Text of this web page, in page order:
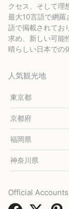
クセス、そして理
最大10言語で網羅
語で掲載されてお
求め、新しい可能
晴らしい日本での
人気観光地
東京都
京都府
福岡県
神奈川県
Official Accounts